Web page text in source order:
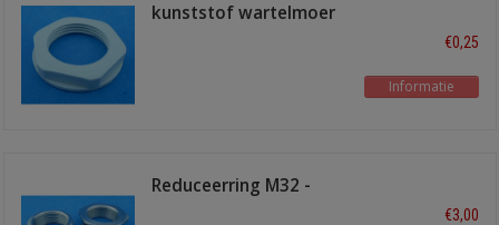
kunststof wartelmoer
€0,25
Informatie
Reduceerring M32 -
M25 Messing
€3,00